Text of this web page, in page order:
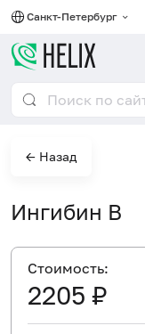
Санкт-Петербург
← Назад
Ингибин B
Cтоимость:
2205 ₽